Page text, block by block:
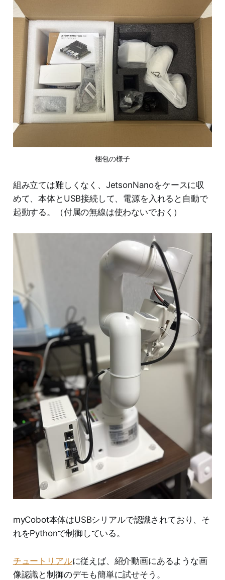
梱包の様子
組み立ては難しくなく、JetsonNanoをケースに収
めて、本体とUSB接続して、電源を入れると自動で
起動する。（付属の無線は使わないでおく）
myCobot本体はUSBシリアルで認識されており、そ
れをPythonで制御している。
チュートリアルに従えば、紹介動画にあるような画
像認識と制御のデモも簡単に試せそう。